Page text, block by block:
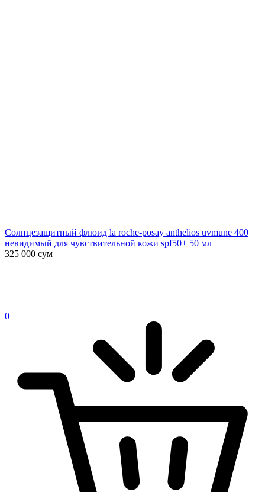
Солнцезащитный флюид la roche-posay anthelios uvmune 400
невидимый для чувствительной кожи spf50+ 50 мл
325 000 сум
0